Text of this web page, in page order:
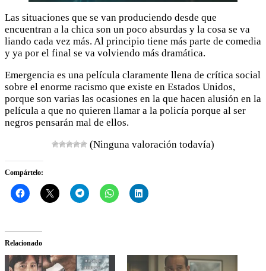
Las situaciones que se van produciendo desde que
encuentran a la chica son un poco absurdas y la cosa se va
liando cada vez más. Al principio tiene más parte de comedia
y ya por el final se va volviendo más dramática.
Emergencia es una película claramente llena de crítica social
sobre el enorme racismo que existe en Estados Unidos,
porque son varias las ocasiones en la que hacen alusión en la
película a que no quieren llamar a la policía porque al ser
negros pensarán mal de ellos.
(Ninguna valoración todavía)
Compártelo:
Relacionado